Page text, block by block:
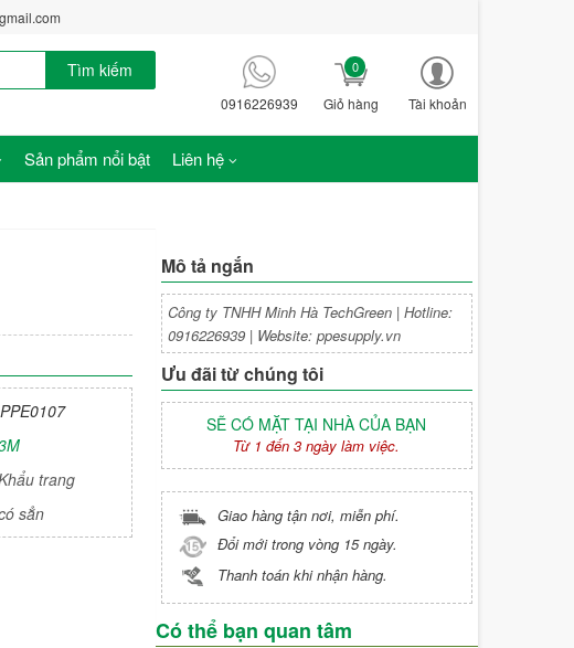
Tìm kiếm
0916226939 Giỏ hàng
0
Tài khoản
Sản phẩm nổi bật Liên hệ
PPE0107
trang
sẳn
Mô tả ngắn
Công ty TNHH Minh Hà TechGreen | Hotline:
0916226939 | Website: ppesupply.vn
Ưu đãi từ chúng tôi
SẼ CÓ MẶT TẠI NHÀ CỦA BẠN
Từ 1 đến 3 ngày làm việc.
Giao hàng tận nơi, miễn phí.
Đổi mới trong vòng 15 ngày.
Thanh toán khi nhận hàng.
Có thể bạn quan tâm